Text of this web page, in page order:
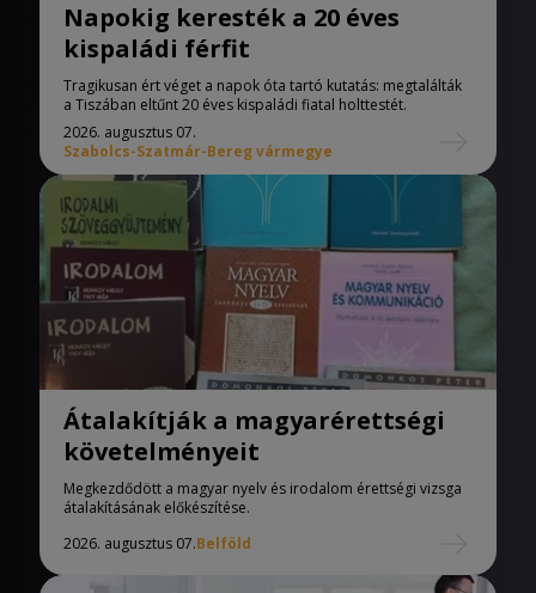
Napokig keresték a 20 éves
kispaládi férfit
Tragikusan ért véget a napok óta tartó kutatás: megtalálták
a Tiszában eltűnt 20 éves kispaládi fiatal holttestét.
2026. augusztus 07.
Szabolcs-Szatmár-Bereg vármegye
Átalakítják a magyarérettségi
követelményeit
Megkezdődött a magyar nyelv és irodalom érettségi vizsga
átalakításának előkészítése.
2026. augusztus 07.Belföld